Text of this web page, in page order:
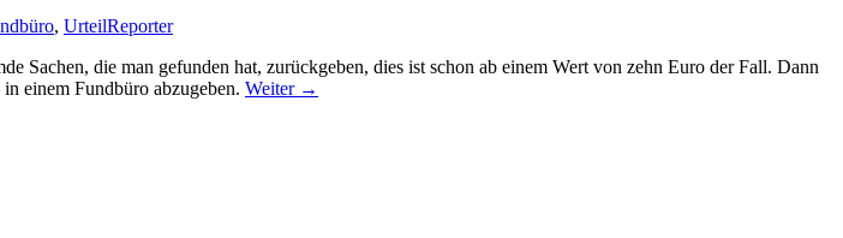
, UrteilReporter
Sachen, die man gefunden hat, zurückgeben, dies ist schon ab einem Wert von zehn Euro der Fall. Dann
einem Fundbüro abzugeben. Weiter →